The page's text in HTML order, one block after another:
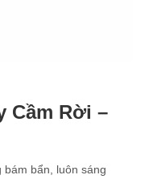
Cầm Rời –
bẩn, luôn sáng